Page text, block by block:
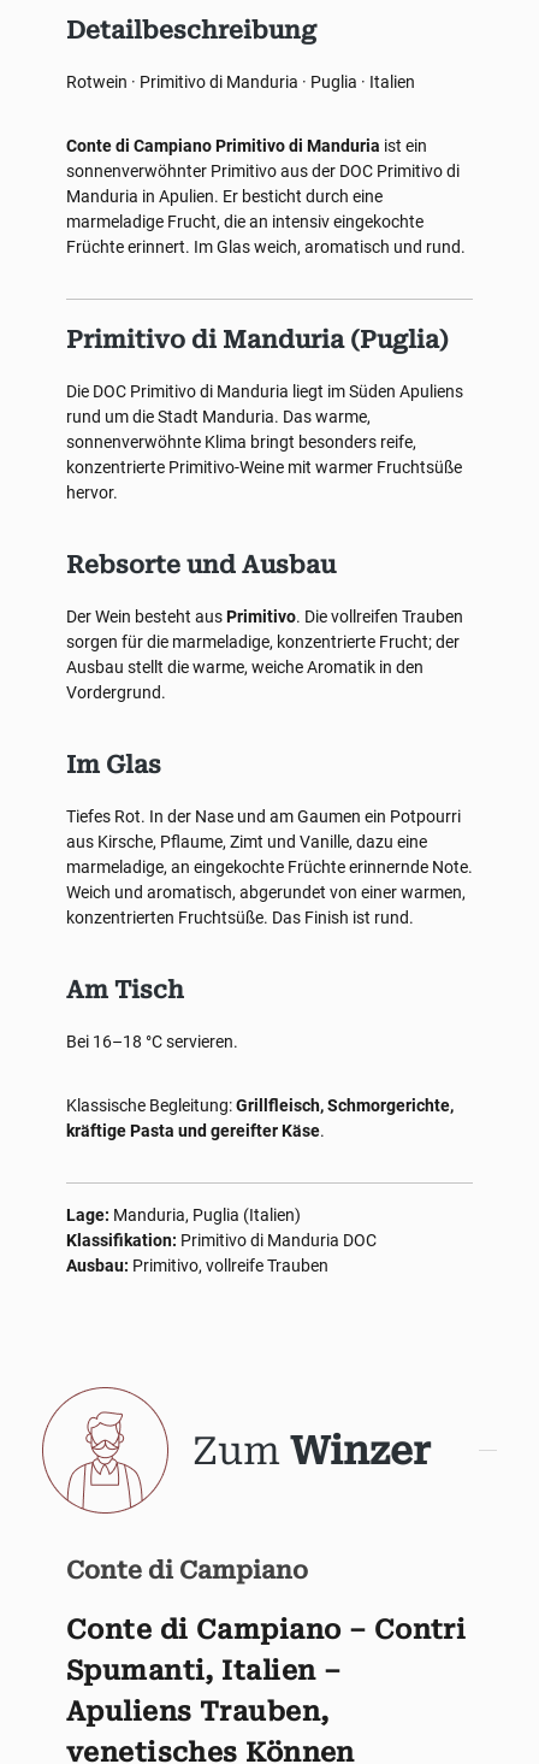
Detailbeschreibung
Rotwein · Primitivo di Manduria · Puglia · Italien
Conte di Campiano Primitivo di Manduria ist ein
sonnenverwöhnter Primitivo aus der DOC Primitivo di
Manduria in Apulien. Er besticht durch eine
marmeladige Frucht, die an intensiv eingekochte
Früchte erinnert. Im Glas weich, aromatisch und rund.
Primitivo di Manduria (Puglia)
Die DOC Primitivo di Manduria liegt im Süden Apuliens
rund um die Stadt Manduria. Das warme,
sonnenverwöhnte Klima bringt besonders reife,
konzentrierte Primitivo-Weine mit warmer Fruchtsüße
hervor.
Rebsorte und Ausbau
Der Wein besteht ausPrimitivo. Die vollreifen Trauben
sorgen für die marmeladige, konzentrierte Frucht; der
Ausbau stellt die warme, weiche Aromatik in den
Vordergrund.
Im Glas
Tiefes Rot. In der Nase und am Gaumen ein Potpourri
aus Kirsche, Pflaume, Zimt und Vanille, dazu eine
marmeladige, an eingekochte Früchte erinnernde Note.
Weich und aromatisch, abgerundet von einer warmen,
konzentrierten Fruchtsüße. Das Finish ist rund.
Am Tisch
Bei 16–18 °C servieren.
Klassische Begleitung:Grillfleisch, Schmorgerichte,
kräftige Pasta und gereifter Käse.
Lage: Manduria, Puglia (Italien)
Klassifikation: Primitivo di Manduria DOC
Ausbau: Primitivo, vollreife Trauben
Zum Winzer
Conte di Campiano
Conte di Campiano – Contri
Spumanti, Italien –
Apuliens Trauben,
venetisches Können